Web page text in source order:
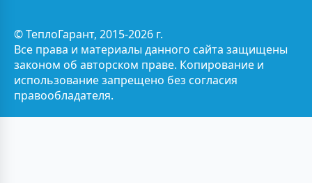
© ТеплоГарант, 2015-2026 г.
Все права и материалы данного сайта защищены
законом об авторском праве. Копирование и
использование запрещено без согласия
правообладателя.